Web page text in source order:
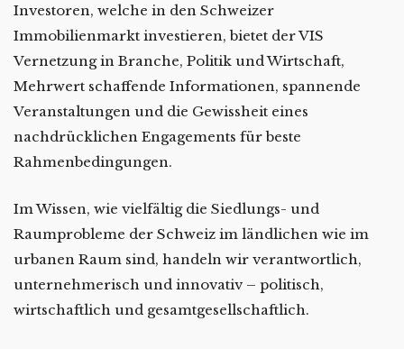
Investoren, welche in den Schweizer
Immobilienmarkt investieren, bietet der VIS
Vernetzung in Branche, Politik und Wirtschaft,
Mehrwert schaffende Informationen, spannende
Veranstaltungen und die Gewissheit eines
nachdrücklichen Engagements für beste
Rahmenbedingungen.
Im Wissen, wie vielfältig die Siedlungs- und
Raumprobleme der Schweiz im ländlichen wie im
urbanen Raum sind, handeln wir verantwortlich,
unternehmerisch und innovativ – politisch,
wirtschaftlich und gesamtgesellschaftlich.